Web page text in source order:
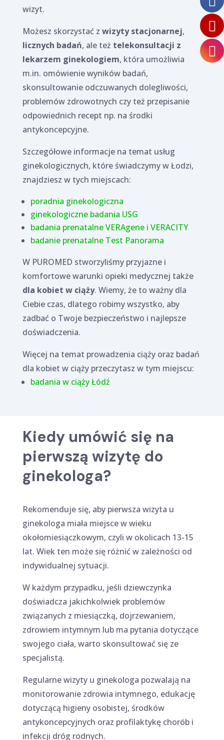
wizyt.
Możesz skorzystać z wizyty stacjonarnej,
licznych badań, ale też telekonsultacji z
lekarzem ginekologiem, która umożliwia
m.in. omówienie wyników badań,
skonsultowanie odczuwanych dolegliwości,
problemów zdrowotnych czy też przepisanie
odpowiednich recept np. na środki
antykoncepcyjne.
Szczegółowe informacje na temat usług
ginekologicznych, które świadczymy w Łodzi,
znajdziesz w tych miejscach:
poradnia ginekologiczna
ginekologiczne badania USG
badania prenatalne VERAgene i VERACITY
badanie prenatalne Test Panorama
W PUROMED stworzyliśmy przyjazne i
komfortowe warunki opieki medycznej także
dla kobiet w ciąży. Wiemy, że to ważny dla
Ciebie czas, dlatego robimy wszystko, aby
zadbać o Twoje bezpieczeństwo i najlepsze
doświadczenia.
Więcej na temat prowadzenia ciąży oraz badań
dla kobiet w ciąży przeczytasz w tym miejscu:
badania w ciąży Łódź
Kiedy umówić się na
pierwszą wizytę do
ginekologa?
Rekomenduje się, aby pierwsza wizyta u
ginekologa miała miejsce w wieku
okołomiesiączkowym, czyli w okolicach 13-15
lat. Wiek ten może się różnić w zależności od
indywidualnej sytuacji.
W każdym przypadku, jeśli dziewczynka
doświadcza jakichkolwiek problemów
związanych z miesiączką, dojrzewaniem,
zdrowiem intymnym lub ma pytania dotyczące
swojego ciała, warto skonsultować się ze
specjalistą.
Regularne wizyty u ginekologa pozwalają na
monitorowanie zdrowia intymnego, edukację
dotyczącą higieny osobistej, środków
antykoncepcyjnych oraz profilaktykę chorób i
infekcji dróg rodnych.